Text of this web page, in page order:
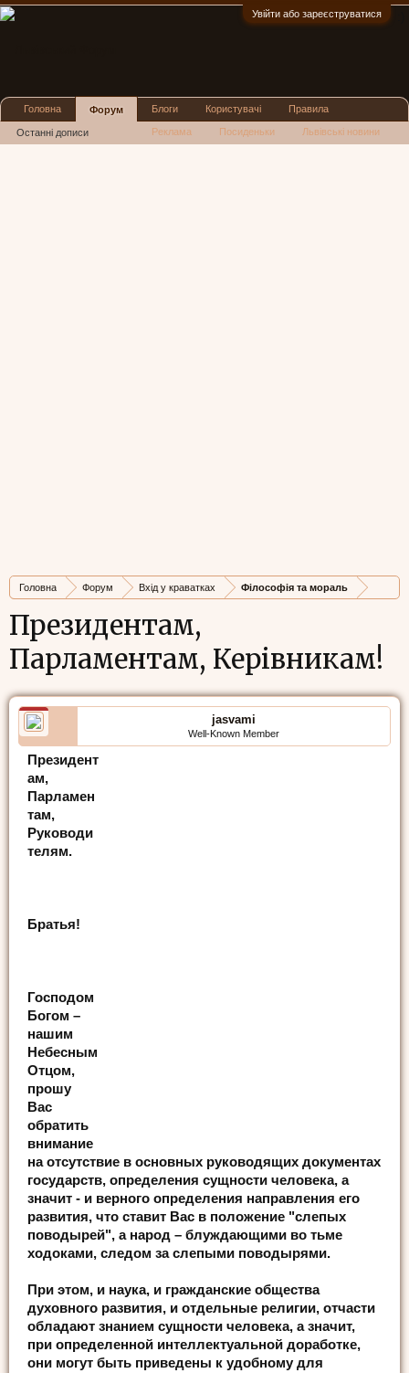
Увійти або зареєструватися
Головна Форум Вхід у краватках Філософія та мораль
Президентам,
Парламентам, Керівникам!
jasvami
Well-Known Member
Президент
ам,
Парламен
там,
Руководи
телям.
Братья!
Господом
Богом –
нашим
Небесным
Отцом,
прошу
Вас
обратить
внимание
на отсутствие в основных руководящих документах
государств, определения сущности человека, а
значит - и верного определения направления его
развития, что ставит Вас в положение "слепых
поводырей", а народ – блуждающими во тьме
ходоками, следом за слепыми поводырями.
При этом, и наука, и гражданские общества
духовного развития, и отдельные религии, отчасти
обладают знанием сущности человека, а значит,
при определенной интеллектуальной доработке,
они могут быть приведены к удобному для
Головна Форум
Останні дописи
Блоги Користувачі Правила
Реклама Посиденьки Львівські новини